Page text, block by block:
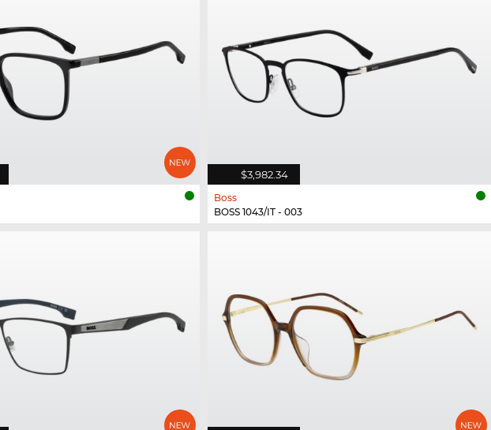
$3,982.34
Boss
BOSS 1043/IT - 003